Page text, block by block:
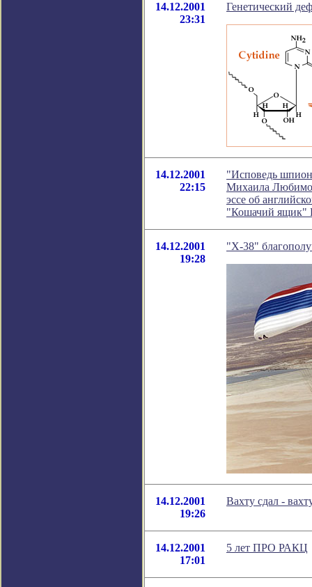
14.12.2001
23:31
Генетический
14.12.2001
22:15
"Исповедь
Михаила
эссе об
"Кошачий ящик"
14.12.2001
19:28
"Х-38"
14.12.2001
19:26
Вахту сдал -
14.12.2001
17:01
5 лет ПРО РАКЦ